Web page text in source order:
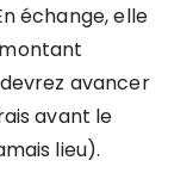
échange, elle
avancer
avant le
lieu).